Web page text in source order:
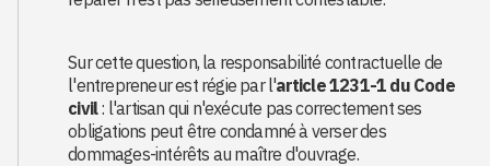
Sur cette question, la responsabilité contractuelle de
l'entrepreneur est régie par l'article 1231-1 du Code
civil: l'artisan qui n'exécute pas correctement ses
obligations peut être condamné à verser des
dommages-intérêts au maître d'ouvrage.